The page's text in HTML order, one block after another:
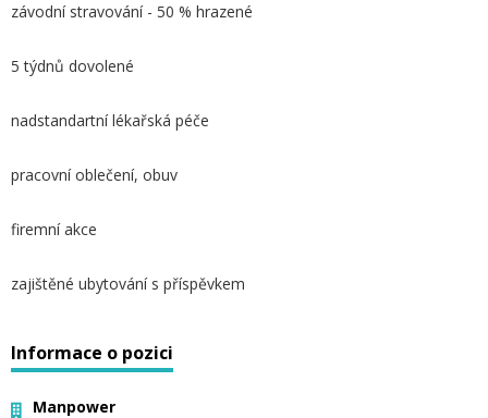
závodní stravování - 50 % hrazené
5 týdnů dovolené
nadstandartní lékařská péče
pracovní oblečení, obuv
firemní akce
zajištěné ubytování s příspěvkem
Informace o pozici
Manpower